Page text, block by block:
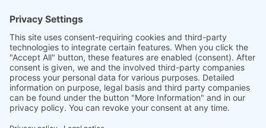
Sector 23, Dwarka, 110077 New Delhi
+91-11-42883851
sales@linseis.in